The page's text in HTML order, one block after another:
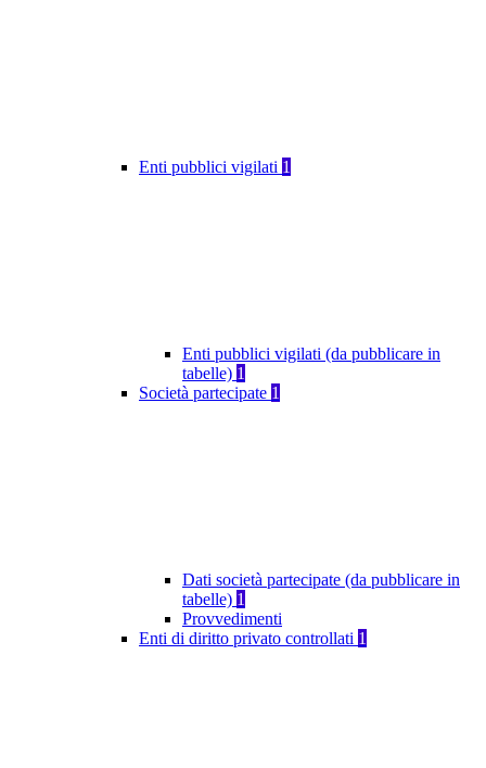
Enti pubblici vigilati 1
Enti pubblici vigilati (da pubblicare in
tabelle) 1
Società partecipate 1
Dati società partecipate (da pubblicare in
tabelle) 1
Provvedimenti
Enti di diritto privato controllati 1